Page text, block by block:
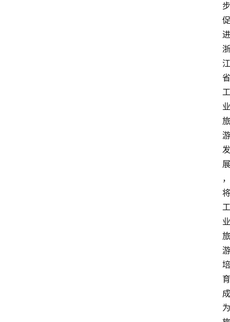
步
促
进
浙
江
省
工
业
旅
游
发
展
，
将
工
业
旅
游
培
育
成
为